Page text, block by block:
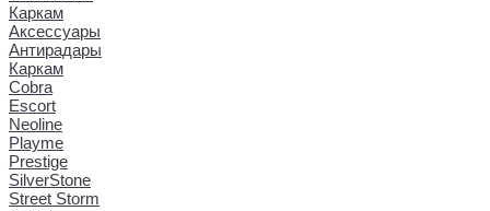
Каркам
Аксессуары
Антирадары
Каркам
Cobra
Escort
Neoline
Playme
Prestige
SilverStone
Street Storm